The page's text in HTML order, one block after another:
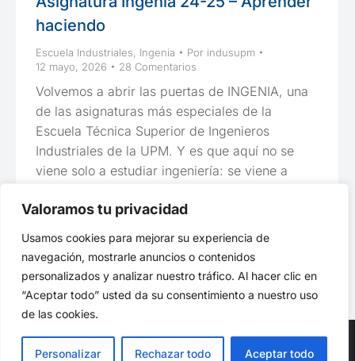
Valoramos tu privacidad
Usamos cookies para mejorar su experiencia de
navegación, mostrarle anuncios o contenidos
personalizados y analizar nuestro tráfico. Al hacer clic en
“Aceptar todo” usted da su consentimiento a nuestro uso
de las cookies.
Personalizar Rechazar todo Aceptar todo
haciendo
Escuela Industriales, Ingenia Por indusupm
12 mayo, 2026
28 Comentarios
Volvemos a abrir las puertas de INGENIA, una
de las asignaturas más especiales de la
Escuela Técnica Superior de Ingenieros
Industriales de la UPM. Y es que aquí no se
viene solo a estudiar ingeniería: se viene a
INGENIA es una asignatura troncal de 12 ECTS
del Máster Universitario…